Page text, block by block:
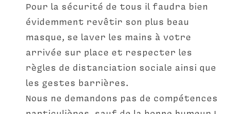
Pour la sécurité de tous il faudra bien
évidemment revêtir son plus beau
masque, se laver les mains à votre
arrivée sur place et respecter les
règles de distanciation sociale ainsi que
les gestes barrières.
Nous ne demandons pas de compétences